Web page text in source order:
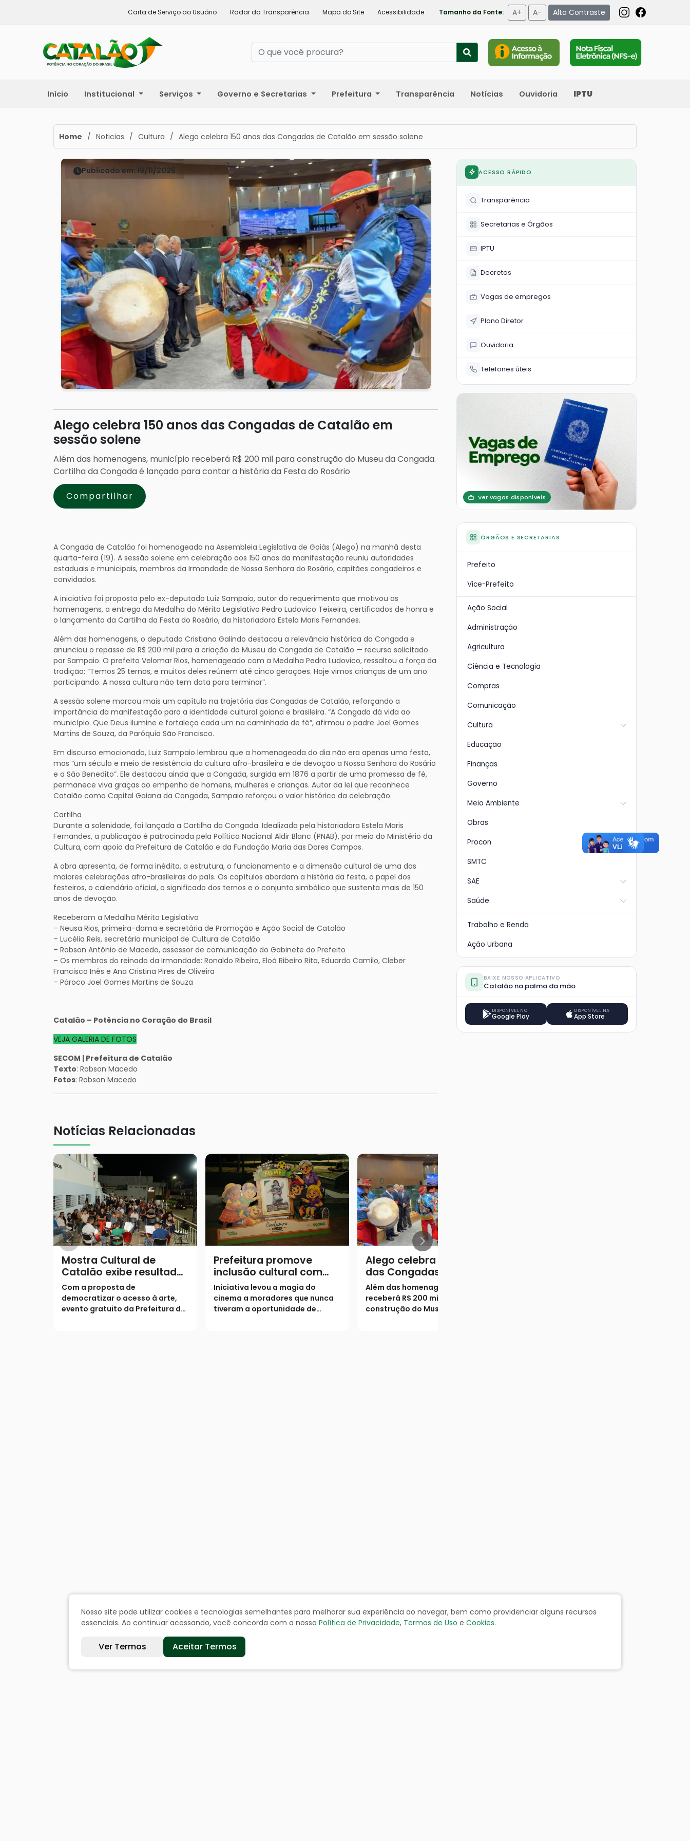
Carta de Serviço ao Usuário Radar da Transparência Mapa do Site Acessibilidade Tamanho da Fonte: A+ A- Alto Contraste
Início Institucional Serviços Governo e Secretarias Prefeitura Transparência Notícias Ouvidoria IPTU
Home / Noticias / Cultura / Alego celebra 150 anos das Congadas de Catalão em sessão solene
Publicado em: 19/11/2025
Alego celebra 150 anos das Congadas de Catalão em
sessão solene
Além das homenagens, município receberá R$ 200 mil para construção do Museu da Congada.
Cartilha da Congada é lançada para contar a história da Festa do Rosário
Compartilhar
A Congada de Catalão foi homenageada na Assembleia Legislativa de Goiás (Alego) na manhã desta
quarta-feira (19). A sessão solene em celebração aos 150 anos da manifestação reuniu autoridades
estaduais e municipais, membros da Irmandade de Nossa Senhora do Rosário, capitães congadeiros e
convidados.
A iniciativa foi proposta pelo ex-deputado Luiz Sampaio, autor do requerimento que motivou as
homenagens, a entrega da Medalha do Mérito Legislativo Pedro Ludovico Teixeira, certificados de honra e
o lançamento da Cartilha da Festa do Rosário, da historiadora Estela Maris Fernandes.
Além das homenagens, o deputado Cristiano Galindo destacou a relevância histórica da Congada e
anunciou o repasse de R$ 200 mil para a criação do Museu da Congada de Catalão — recurso solicitado
por Sampaio. O prefeito Velomar Rios, homenageado com a Medalha Pedro Ludovico, ressaltou a força da
tradição: “Temos 25 ternos, e muitos deles reúnem até cinco gerações. Hoje vimos crianças de um ano
participando. A nossa cultura não tem data para terminar”.
A sessão solene marcou mais um capítulo na trajetória das Congadas de Catalão, reforçando a
importância da manifestação para a identidade cultural goiana e brasileira. “A Congada dá vida ao
município. Que Deus ilumine e fortaleça cada um na caminhada de fé”, afirmou o padre Joel Gomes
Martins de Souza, da Paróquia São Francisco.
Em discurso emocionado, Luiz Sampaio lembrou que a homenageada do dia não era apenas uma festa,
mas “um século e meio de resistência da cultura afro-brasileira e de devoção a Nossa Senhora do Rosário
e a São Benedito”. Ele destacou ainda que a Congada, surgida em 1876 a partir de uma promessa de fé,
permanece viva graças ao empenho de homens, mulheres e crianças. Autor da lei que reconhece
Catalão como Capital Goiana da Congada, Sampaio reforçou o valor histórico da celebração.
Cartilha
Durante a solenidade, foi lançada a Cartilha da Congada. Idealizada pela historiadora Estela Maris
Fernandes, a publicação é patrocinada pela Política Nacional Aldir Blanc (PNAB), por meio do Ministério da
Cultura, com apoio da Prefeitura de Catalão e da Fundação Maria das Dores Campos.
A obra apresenta, de forma inédita, a estrutura, o funcionamento e a dimensão cultural de uma das
maiores celebrações afro-brasileiras do país. Os capítulos abordam a história da festa, o papel dos
festeiros, o calendário oficial, o significado dos ternos e o conjunto simbólico que sustenta mais de 150
anos de devoção.
Receberam a Medalha Mérito Legislativo
– Neusa Rios, primeira-dama e secretária de Promoção e Ação Social de Catalão
– Lucélia Reis, secretária municipal de Cultura de Catalão
– Robson Antônio de Macedo, assessor de comunicação do Gabinete do Prefeito
– Os membros do reinado da Irmandade: Ronaldo Ribeiro, Eloá Ribeiro Rita, Eduardo Camilo, Cleber
Francisco Inês e Ana Cristina Pires de Oliveira
– Pároco Joel Gomes Martins de Souza
Catalão – Potência no Coração do Brasil
VEJA GALERIA DE FOTOS
SECOM | Prefeitura de Catalão
Texto: Robson Macedo
Fotos: Robson Macedo
Notícias Relacionadas
Mostra Cultural de
Catalão exibe resultados
de oficinas semestrais
Com a proposta de
democratizar o acesso à arte,
evento gratuito da Prefeitura de
Prefeitura promove
inclusão cultural com
projeto “Cine Leitura do
Bem” no Parque Imperial
Iniciativa levou a magia do
cinema a moradores que nunca
tiveram a oportunidade de
Alego celebra 150 anos
das Congadas de
Catalão em sessão
solene
Além das homenagens, município
receberá R$ 200 mil para
construção do Museu da
ACESSO RÁPIDO
Transparência
Secretarias e Órgãos
IPTU
Decretos
Vagas de empregos
Plano Diretor
Ouvidoria
Telefones úteis
Ver vagas disponíveis
ÓRGÃOS E SECRETARIAS
Prefeito
Vice-Prefeito
Ação Social
Administração
Agricultura
Ciência e Tecnologia
Compras
Comunicação
Cultura
Educação
Finanças
Governo
Meio Ambiente
Obras
Procon
SMTC
SAE
Saúde
Trabalho e Renda
Ação Urbana
BAIXE NOSSO APLICATIVO
Catalão na palma da mão
DISPONÍVEL NO
Google Play
DISPONÍVEL NA
App Store
Nosso site pode utilizar cookies e tecnologias semelhantes para melhorar sua experiência ao navegar, bem como providenciar alguns recursos
essenciais. Ao continuar acessando, você concorda com a nossaPolítica de Privacidade, Termos de Uso eCookies.
Ver Termos Aceitar Termos